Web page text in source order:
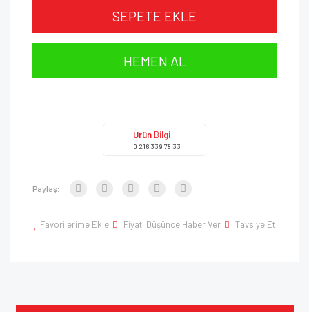
SEPETE EKLE
HEMEN AL
Ürün Bilgi
0 216 339 78 33
Paylaş:
Favorilerime Ekle Fiyatı Düşünce Haber Ver Tavsiye Et